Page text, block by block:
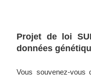
Projet de loi
données
Vous souvenez-vous